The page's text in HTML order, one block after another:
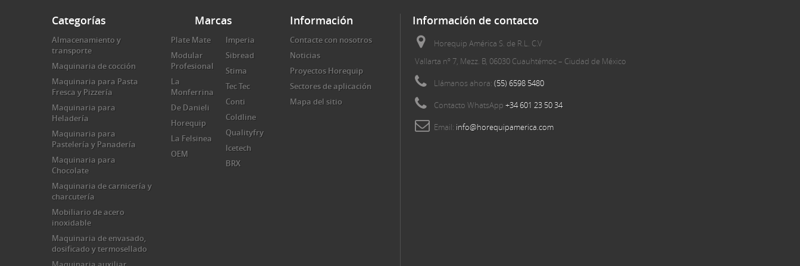
Categorías
Almacenamiento y
transporte
Maquinaria de cocción
Maquinaria para Pasta
Fresca y Pizzería
Maquinaria para
Heladería
Maquinaria para
Pastelería y Panadería
Maquinaria para
Chocolate
Maquinaria de carnicería y
charcutería
Mobiliario de acero
inoxidable
Maquinaria de envasado,
dosificado y termosellado
Marcas
Plate Mate
Modular
Profesional
La
Monferrina
De Danieli
Horequip
La Felsinea
OEM
Imperia
Sibread
Stima
Tec Tec
Conti
Coldline
Qualityfry
Icetech
BRX
Información
Contacte con nosotros
Noticias
Proyectos Horequip
Sectores de aplicación
Mapa del sitio
Información de contacto
Horequip América S. de R.L. C.V
Vallarta nº 7, Mezz. B, 06030 Cuauhtémoc – Ciudad de México
Llámanos ahora: (55) 6598 5480
Contacto WhatsApp +34 601 23 50 34
Email: info@horequipamerica.com